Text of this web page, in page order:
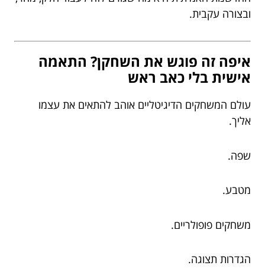
ובצורה עקבית.
איפה זה פוגש את השחקן? התאמה
אישית בלי כאב ראש
עולם המשחקים הדיגיטליים אוהב להתאים את עצמו
אליך.
שפה.
מטבע.
משחקים פופולריים.
הגדרות תצוגה.